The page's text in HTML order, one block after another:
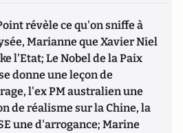
révèle ce qu'on sniffe à
Marianne que Xavier Niel
l'Etat; Le Nobel de la Paix
donne une leçon de
l'ex PM australien une
de réalisme sur la Chine, la
une d'arrogance; Marine